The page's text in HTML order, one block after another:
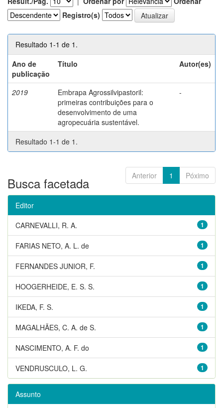
Registro(s)
Resultado 1-1 de 1.
Ano de
publicação
Título Autor(es)
2019
Embrapa Agrossilvipastoril:
primeiras contribuições para o
desenvolvimento de uma
agropecuária sustentável.
-
Resultado 1-1 de 1.
Anterior 1 Póximo
Busca facetada
Editor
1
CARNEVALLI, R. A.
1
FARIAS NETO, A. L. de
1
FERNANDES JUNIOR, F.
1
HOOGERHEIDE, E. S. S.
1
IKEDA, F. S.
1
MAGALHÃES, C. A. de S.
1
NASCIMENTO, A. F. do
1
VENDRUSCULO, L. G.
Assunto